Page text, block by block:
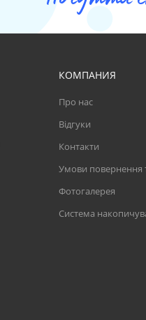
КОМПАНИЯ
Про нас
Відгуки
Контакти
Умови повернення
Фотогалерея
Система